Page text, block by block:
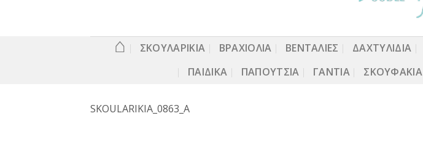
⌂ ΣΚΟΥΛΑΡΙΚΙΑ ΒΡΑΧΙΟΛΙΑ ΒΕΝΤΆΛΙΕΣ ΔΑΧΤΥΛΙΔΙΑ
ΠΑΙΔΙΚΆ
ΠΑΠΟΎΤΣΙΑ ΓΆΝΤΙΑ ΣΚΟΥΦΆΚΙΑ
SKOULARIKIA_0863_A